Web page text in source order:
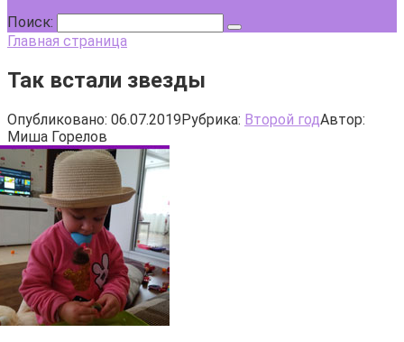
Поиск:
Главная страница
Так встали звезды
Опубликовано: 06.07.2019Рубрика: Второй годАвтор:
Миша Горелов